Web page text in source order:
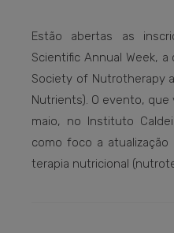
Estão abertas as
Scientific Annual Week,
Society of Nutrotherapy
Nutrients). O evento, que
maio, no Instituto
como foco a
terapia nutricional